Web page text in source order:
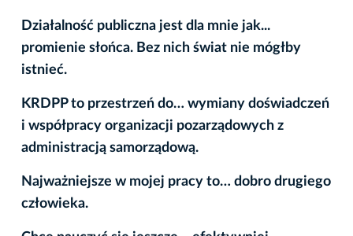
Działalność publiczna jest dla mnie jak...
promienie słońca. Bez nich świat nie mógłby
istnieć.
KRDPP to przestrzeń do… wymiany doświadczeń
i współpracy organizacji pozarządowych z
administracją samorządową.
Najważniejsze w mojej pracy to… dobro drugiego
człowieka.